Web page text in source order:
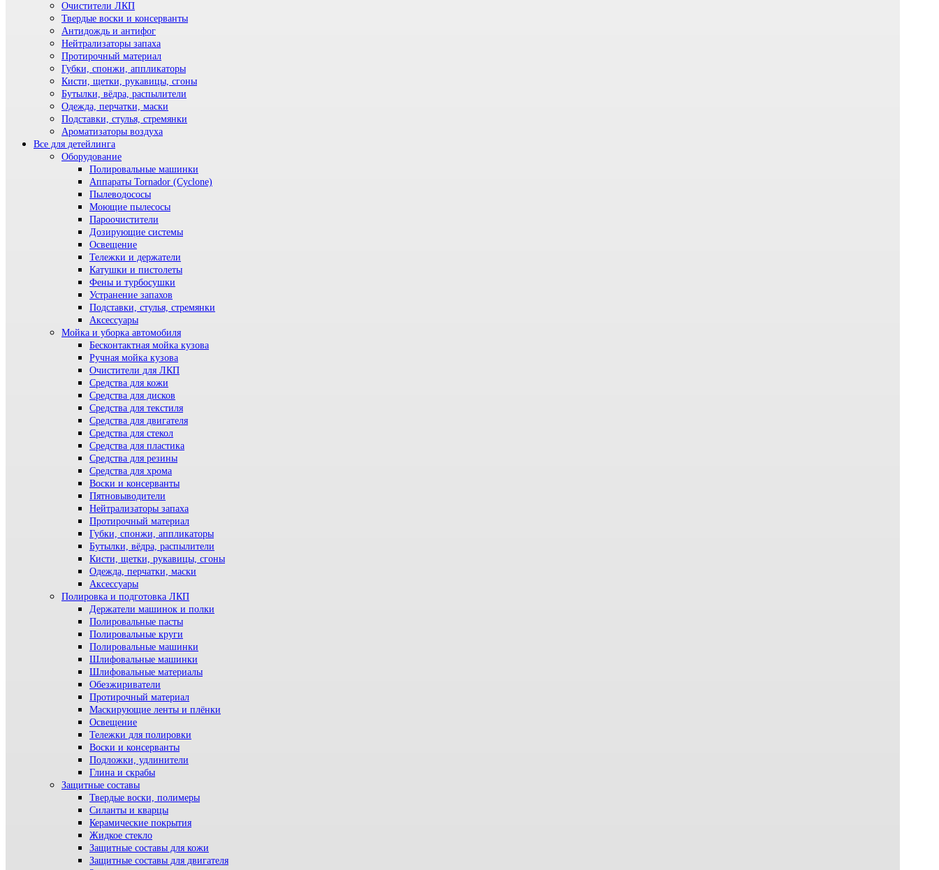
Очистители ЛКП
Твердые воски и консерванты
Антидождь и антифог
Нейтрализаторы запаха
Протирочный материал
Губки, спонжи, аппликаторы
Кисти, щетки, рукавицы, сгоны
Бутылки, вёдра, распылители
Одежда, перчатки, маски
Подставки, стулья, стремянки
Ароматизаторы воздуха
Все для детейлинга
Оборудование
Полировальные машинки
Аппараты Tornador (Cyclone)
Пылеводососы
Моющие пылесосы
Пароочистители
Дозирующие системы
Освещение
Тележки и держатели
Катушки и пистолеты
Фены и турбосушки
Устранение запахов
Подставки, стулья, стремянки
Аксессуары
Мойка и уборка автомобиля
Бесконтактная мойка кузова
Ручная мойка кузова
Очистители для ЛКП
Средства для кожи
Средства для дисков
Средства для текстиля
Средства для двигателя
Средства для стекол
Средства для пластика
Средства для резины
Средства для хрома
Воски и консерванты
Пятновыводители
Нейтрализаторы запаха
Протирочный материал
Губки, спонжи, аппликаторы
Бутылки, вёдра, распылители
Кисти, щетки, рукавицы, сгоны
Одежда, перчатки, маски
Аксессуары
Полировка и подготовка ЛКП
Держатели машинок и полки
Полировальные пасты
Полировальные круги
Полировальные машинки
Шлифовальные машинки
Шлифовальные материалы
Обезжириватели
Протирочный материал
Маскирующие ленты и плёнки
Освещение
Тележки для полировки
Воски и консерванты
Подложки, удлинители
Глина и скрабы
Защитные составы
Твердые воски, полимеры
Силанты и кварцы
Керамические покрытия
Жидкое стекло
Защитные составы для кожи
Защитные составы для двигателя